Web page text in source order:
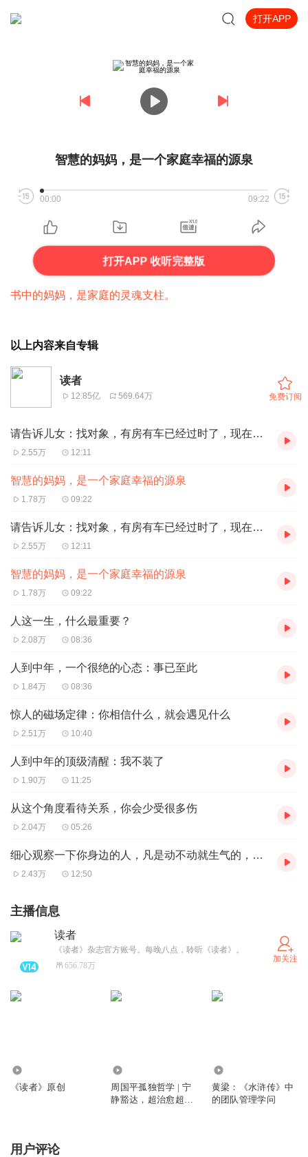
打开APP
智慧的妈妈，是一个家庭幸福的源泉
00:00 09:22
打开APP 收听完整版
书中的妈妈，是家庭的灵魂支柱。
以上内容来自专辑
读者
12.85亿 569.64万 免费订阅
请告诉儿女：找对象，有房有车已经过时了，现在流行“新三样”
2.55万 12:11
智慧的妈妈，是一个家庭幸福的源泉
1.78万 09:22
请告诉儿女：找对象，有房有车已经过时了，现在流行“新三样”
2.55万 12:11
智慧的妈妈，是一个家庭幸福的源泉
1.78万 09:22
人这一生，什么最重要？
2.08万 08:36
人到中年，一个很绝的心态：事已至此
1.84万 08:36
惊人的磁场定律：你相信什么，就会遇见什么
2.51万 10:40
人到中年的顶级清醒：我不装了
1.90万 11:25
从这个角度看待关系，你会少受很多伤
2.04万 05:26
细心观察一下你身边的人，凡是动不动就生气的，没有一个是智者，生活多半过得一团糟
2.43万 12:50
主播信息
读者
《读者》杂志官方账号。每晚八点，聆听《读者》。
656.78万
加关注
《读者》原创
周国平孤独哲学 | 宁
静豁达，超治愈超温
黄梁：《水浒传》中
的团队管理学问
用户评论